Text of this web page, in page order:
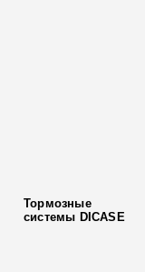
Тормозные
системы DICASE